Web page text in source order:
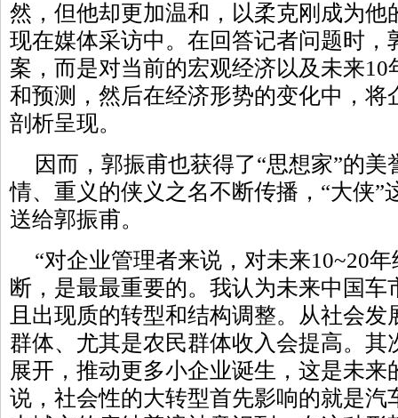
然，但他却更加温和，以柔克刚成为他
现在媒体采访中。在回答记者问题时，
案，而是对当前的宏观经济以及未来
和预测，然后在经济形势的变化中，将
剖析呈现。
因而，郭振甫也获得了“思想家”的
情、重义的侠义之名不断传播，“大侠”
送给郭振甫。
“对企业管理者来说，对未来10~20
断，是最最重要的。我认为未来中国
且出现质的转型和结构调整。从社会
群体、尤其是农民群体收入会提高。其
展开，推动更多小企业诞生，这是未来
说，社会性的大转型首先影响的就是汽